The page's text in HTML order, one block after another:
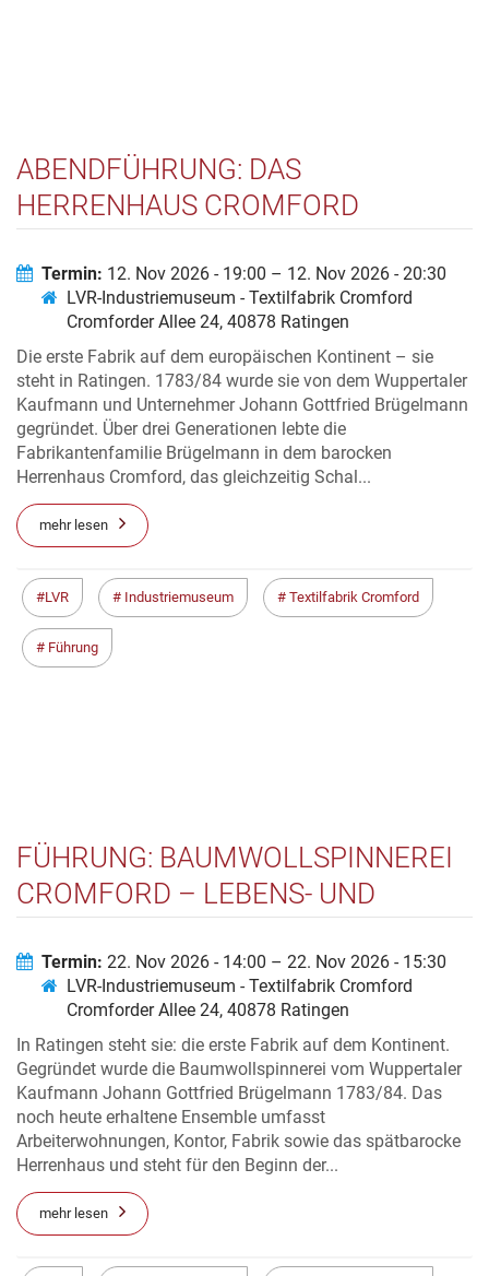
ABENDFÜHRUNG: DAS
HERRENHAUS CROMFORD
Termin: 12. Nov 2026 - 19:00 – 12. Nov 2026 - 20:30
LVR-Industriemuseum - Textilfabrik Cromford
Cromforder Allee 24, 40878 Ratingen
Die erste Fabrik auf dem europäischen Kontinent – sie
steht in Ratingen. 1783/84 wurde sie von dem Wuppertaler
Kaufmann und Unternehmer Johann Gottfried Brügelmann
gegründet. Über drei Generationen lebte die
Fabrikantenfamilie Brügelmann in dem barocken
Herrenhaus Cromford, das gleichzeitig Schal...
mehr lesen
LVR Industriemuseum Textilfabrik Cromford
Führung
FÜHRUNG: BAUMWOLLSPINNEREI
CROMFORD – LEBENS- UND
Termin: 22. Nov 2026 - 14:00 – 22. Nov 2026 - 15:30
LVR-Industriemuseum - Textilfabrik Cromford
Cromforder Allee 24, 40878 Ratingen
In Ratingen steht sie: die erste Fabrik auf dem Kontinent.
Gegründet wurde die Baumwollspinnerei vom Wuppertaler
Kaufmann Johann Gottfried Brügelmann 1783/84. Das
noch heute erhaltene Ensemble umfasst
Arbeiterwohnungen, Kontor, Fabrik sowie das spätbarocke
Herrenhaus und steht für den Beginn der...
mehr lesen